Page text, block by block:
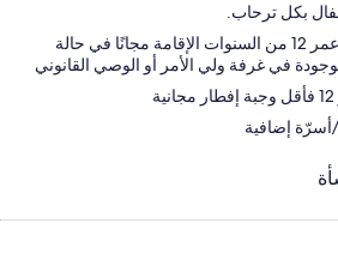
بكل ترحاب.
يُمكن للأطفال حتى عمر 12 من السنوات الإقامة مجانًا في حالة
في غرفة ولي الأمر أو الوصي القانوني
أسرّة إضافية